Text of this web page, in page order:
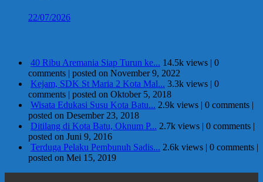
22/07/2026
40 Ribu Aremania Siap Turun ke... 14.5k views | 0
comments | posted on November 9, 2022
Kejam, SDK St Maria 2 Kota Mal... 3.3k views | 0
comments | posted on Oktober 5, 2018
Wisata Edukasi Susu Kota Batu... 2.9k views | 0 comments |
posted on Desember 23, 2018
Ditilang di Kota Batu, Oknum P... 2.7k views | 0 comments |
posted on Juni 9, 2016
Terduga Pelaku Pembunuh Sadis... 2.6k views | 0 comments |
posted on Mei 15, 2019